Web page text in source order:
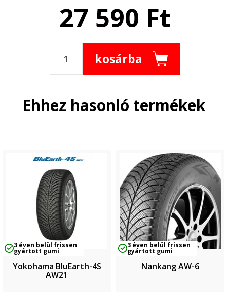
27 590 Ft
kosárba
Ehhez hasonló termékek
3 éven belül frissen
gyártott gumi
Yokohama BluEarth-4S
AW21
3 éven belül frissen
gyártott gumi
Nankang AW-6